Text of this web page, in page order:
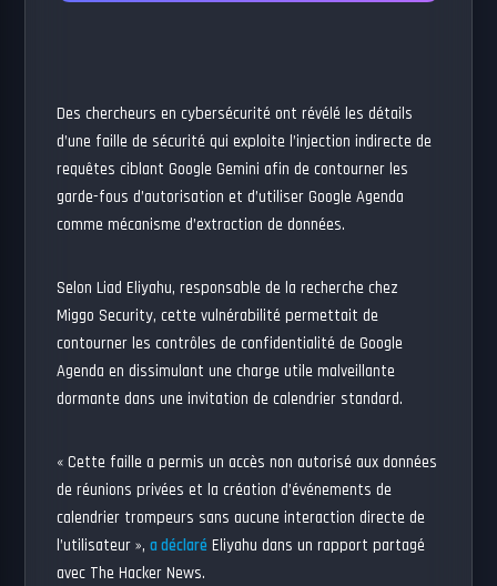
Des chercheurs en cybersécurité ont révélé les détails
d’une faille de sécurité qui exploite l’injection indirecte de
requêtes ciblant Google Gemini afin de contourner les
garde-fous d’autorisation et d’utiliser Google Agenda
comme mécanisme d’extraction de données.
Selon Liad Eliyahu, responsable de la recherche chez
Miggo Security, cette vulnérabilité permettait de
contourner les contrôles de confidentialité de Google
Agenda en dissimulant une charge utile malveillante
dormante dans une invitation de calendrier standard.
« Cette faille a permis un accès non autorisé aux données
de réunions privées et la création d’événements de
calendrier trompeurs sans aucune interaction directe de
l’utilisateur »,a déclaré Eliyahu dans un rapport partagé
avec The Hacker News.